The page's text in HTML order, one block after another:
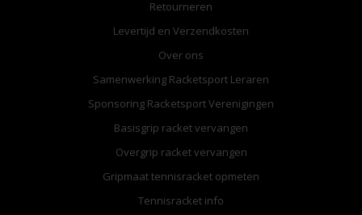
Retourneren
Levertijd en Verzendkosten
Over ons
Samenwerking Racketsport Leraren
Sponsoring Racketsport Verenigingen
Basisgrip racket vervangen
Overgrip racket vervangen
Gripmaat tennisracket opmeten
Tennisracket info